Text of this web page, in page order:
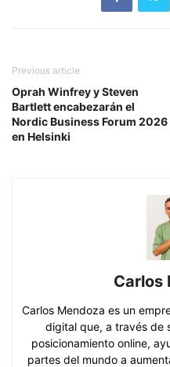
Previous article
Oprah Winfrey y Steven
Bartlett encabezarán el
Nordic Business Forum 2026
en Helsinki
Carlos
Carlos Mendoza es un
digital que, a través de
posicionamiento online,
partes del mundo a